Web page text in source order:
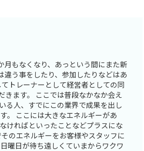
もなくなり、あっという間にまた新
違う事をしたり、参加したりなどはあ
トレーナーとして経営者としての同
きます。 ここでは普段なかなか会え
る人、すでにこの業界で成果を出し
。 ここには大きなエネルギーがあ
ければといったことなどプラスにな
のエネルギーをお客様やスタッフに
曜日が待ち遠しくていまからワクワ